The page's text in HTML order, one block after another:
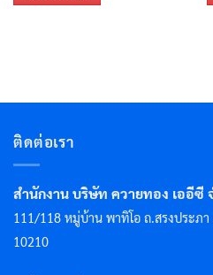
ติดต่อเรา
สำนักงาน บริษัท ควายทอง เออีซี
111/118 หมู่บ้าน พาทิโอ ถ.สรงประภ
10210